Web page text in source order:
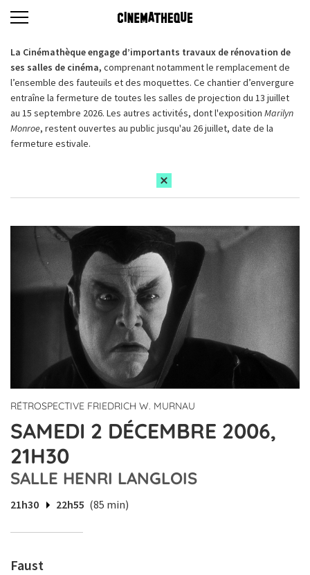
La Cinémathèque engage d’importants travaux de rénovation de
ses salles de cinéma, comprenant notamment le remplacement de
l’ensemble des fauteuils et des moquettes. Ce chantier d’envergure
entraîne la fermeture de toutes les salles de projection du 13 juillet
au 15 septembre 2026. Les autres activités, dont l'exposition Marilyn
Monroe, restent ouvertes au public jusqu'au 26 juillet, date de la
fermeture estivale.
RÉTROSPECTIVE FRIEDRICH W. MURNAU
SAMEDI 2 DÉCEMBRE 2006,
21H30
SALLE HENRI LANGLOIS
21h30 22h55 (85 min)
Faust